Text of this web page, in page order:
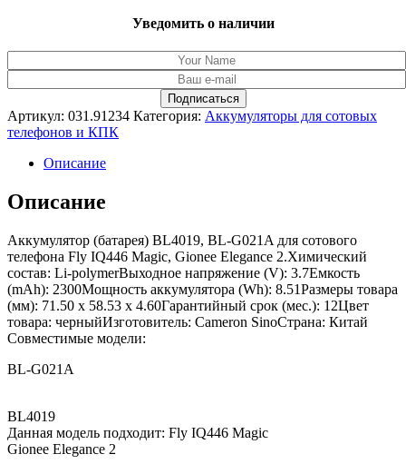
Уведомить о наличии
Артикул: 031.91234 Категория: Аккумуляторы для сотовых
телефонов и КПК
Описание
Описание
Аккумулятор (батарея) BL4019, BL-G021A для сотового
телефона Fly IQ446 Magic, Gionee Elegance 2.Химический
состав: Li-polymerВыходное напряжение (V): 3.7Емкость
(mAh): 2300Мощность аккумулятора (Wh): 8.51Размеры товара
(мм): 71.50 x 58.53 x 4.60Гарантийный срок (мес.): 12Цвет
товара: черныйИзготовитель: Cameron SinoСтрана: Китай
Совместимые модели:
BL-G021A
BL4019
Данная модель подходит: Fly IQ446 Magic
Gionee Elegance 2